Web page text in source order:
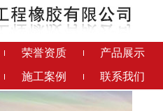
荣誉资质
产品展示
施工案例 联系我们
铅芯隔震橡胶支座